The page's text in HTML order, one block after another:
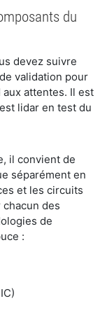
du
devez suivre
validation pour
attentes. Il est
lidar en test du
il convient de
séparément en
et les circuits
des
de
: